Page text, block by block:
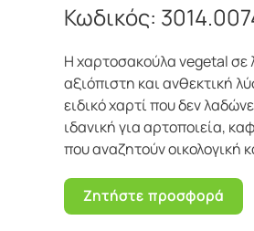
Κωδικός:
Η χαρτοσακούλα vegetal σε
αξιόπιστη και ανθεκτική
ειδικό χαρτί που δεν
ιδανική για αρτοποιεία,
που αναζητούν οικολογική
Ζητήστε προσφορά